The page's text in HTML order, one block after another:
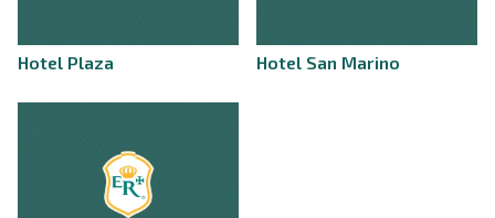
Hotel Plaza Hotel San Marino